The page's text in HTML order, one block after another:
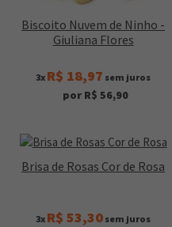
Biscoito Nuvem de Ninho -
Giuliana Flores
3x R$ 18,97 sem juros
por R$ 56,90
Brisa de Rosas Cor de Rosa
3x R$ 53,30 sem juros